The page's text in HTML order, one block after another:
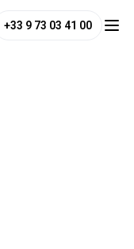
+33 9 73 03 41 00